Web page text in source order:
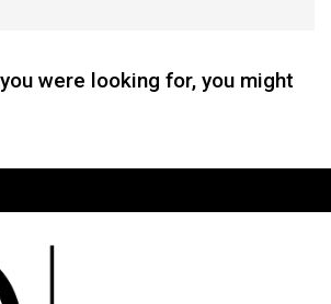
were looking for, you might